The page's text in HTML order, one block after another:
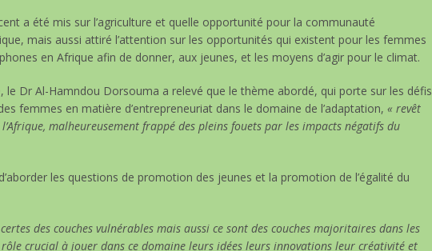
a été mis sur l’agriculture et quelle opportunité pour la communauté
mais aussi attiré l’attention sur les opportunités qui existent pour les femmes
en Afrique afin de donner, aux jeunes, et les moyens d’agir pour le climat.
le Dr Al-Hamndou Dorsouma a relevé que le thème abordé, qui porte sur les défis
femmes en matière d’entrepreneuriat dans le domaine de l’adaptation, « revêt
malheureusement frappé des pleins fouets par les impacts négatifs du
les questions de promotion des jeunes et la promotion de l’égalité du
des couches vulnérables mais aussi ce sont des couches majoritaires dans les
crucial à jouer dans ce domaine leurs idées leurs innovations leur créativité et